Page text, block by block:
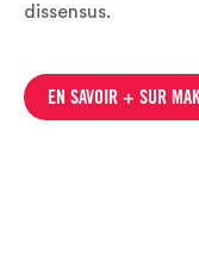
dissensus.
EN SAVOIR + SUR